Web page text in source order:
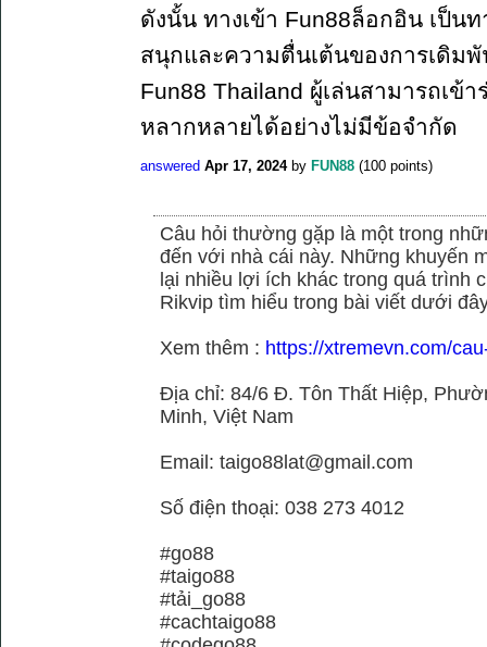
ดังนั้น ทางเข้า Fun88ล็อกอิน เป็น
สนุกและความตื่นเต้นของการเดิม
Fun88 Thailand ผู้เล่นสามารถเข้
หลากหลายได้อย่างไม่มีข้อจำกัด
answered Apr 17, 2024 by FUN88 (100 points)
Câu hỏi thường gặp là một trong
đến với nhà cái này. Những khuyến
lại nhiều lợi ích khác trong quá trình
Rikvip tìm hiểu trong bài viết dưới
Xem thêm : https://xtremevn.com/
Địa chỉ: 84/6 Đ. Tôn Thất Hiệp,
Minh, Việt Nam
Email: taigo88lat@gmail.com
Số điện thoại: 038 273 4012
#go88
#taigo88
#tải_go88
#cachtaigo88